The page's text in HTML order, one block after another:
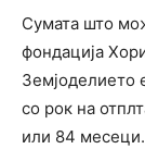
Сумата што
фондација
Земјоделието
со рок на
или 84 месеци.